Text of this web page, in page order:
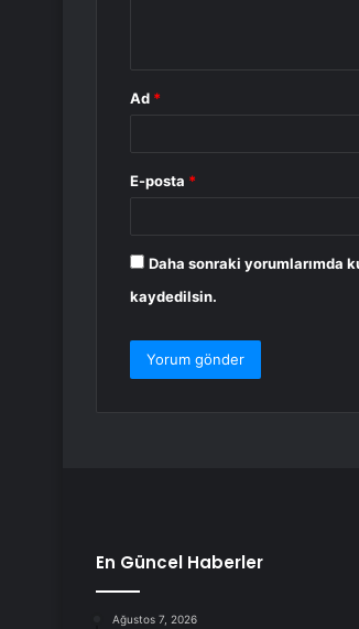
Ad *
E-posta *
Daha sonraki yorumlarımda
kaydedilsin.
En Güncel Haberler
Ağustos 7, 2026